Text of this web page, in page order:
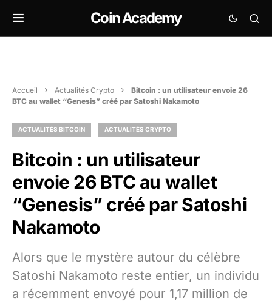
Coin Academy
Accueil Actualités Crypto
Bitcoin : un utilisateur envoie 26
BTC au wallet “Genesis” créé par Satoshi Nakamoto
ACTUALITÉS BITCOIN ACTUALITÉS CRYPTO
Bitcoin : un utilisateur
envoie 26 BTC au wallet
“Genesis” créé par Satoshi
Nakamoto
Alors que le mystère autour du célèbre
Satoshi Nakamoto reste entier, un individu
a récemment envoyé pour 1,17 million de